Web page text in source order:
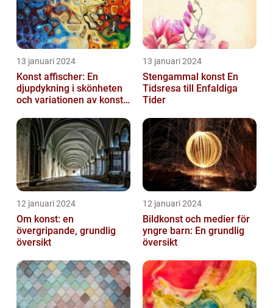
13 januari 2024
Konst affischer: En
djupdykning i skönheten
och variationen av konst
13 januari 2024
Stengammal konst En
Tidsresa till Enfaldiga
Tider
12 januari 2024
Om konst: en
övergripande, grundlig
översikt
12 januari 2024
Bildkonst och medier för
yngre barn: En grundlig
översikt